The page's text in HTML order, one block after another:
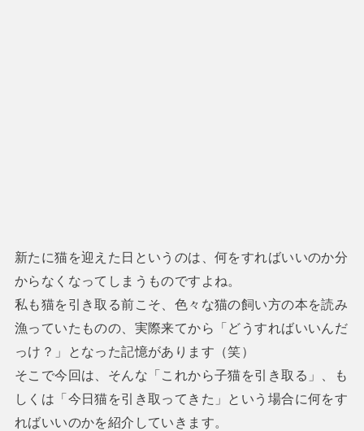
新たに猫を迎えた日というのは、何をすればいいのか分
からなくなってしまうものですよね。
私も猫を引き取る前こそ、色々な猫の飼い方の本を読み
漁っていたものの、実際来てから「どうすればいいんだ
っけ？」となった記憶があります（笑）
そこで今回は、そんな「これから子猫を引き取る」、も
しくは「今日猫を引き取ってきた」という場合に何をす
ればいいのかを紹介していきます。